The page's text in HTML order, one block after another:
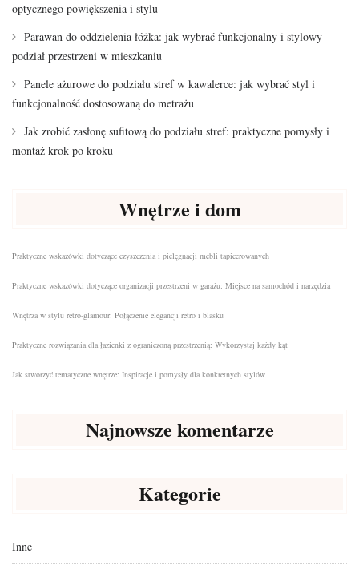
optycznego powiększenia i stylu
Parawan do oddzielenia łóżka: jak wybrać funkcjonalny i stylowy
podział przestrzeni w mieszkaniu
Panele ażurowe do podziału stref w kawalerce: jak wybrać styl i
funkcjonalność dostosowaną do metrażu
Jak zrobić zasłonę sufitową do podziału stref: praktyczne pomysły i
montaż krok po kroku
Wnętrze i dom
Praktyczne wskazówki dotyczące czyszczenia i pielęgnacji mebli tapicerowanych
Praktyczne wskazówki dotyczące organizacji przestrzeni w garażu: Miejsce na samochód i narzędzia
Wnętrza w stylu retro-glamour: Połączenie elegancji retro i blasku
Praktyczne rozwiązania dla łazienki z ograniczoną przestrzenią: Wykorzystaj każdy kąt
Jak stworzyć tematyczne wnętrze: Inspiracje i pomysły dla konkretnych stylów
Najnowsze komentarze
Kategorie
Inne